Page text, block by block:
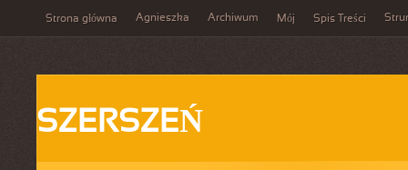
Strona główna Agnieszka Archiwum Mój Spis Treści
SZERSZEŃ